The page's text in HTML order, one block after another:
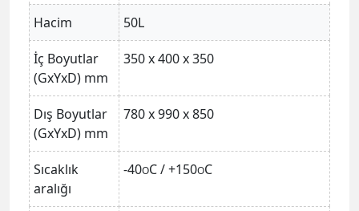
Hacim 50L
İç Boyutlar
(GxYxD) mm
350 x 400 x 350
Dış Boyutlar
(GxYxD) mm
780 x 990 x 850
Sıcaklık
aralığı
-40OC / +150OC